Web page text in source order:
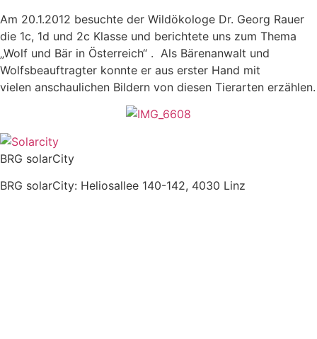
Am 20.1.2012 besuchte der Wildökologe Dr. Georg Rauer
die 1c, 1d und 2c Klasse und berichtete uns zum Thema
„Wolf und Bär in Österreich“ . Als Bärenanwalt und
Wolfsbeauftragter konnte er aus erster Hand mit
vielen anschaulichen Bildern von diesen Tierarten erzählen.
BRG solarCity
BRG solarCity: Heliosallee 140-142, 4030 Linz